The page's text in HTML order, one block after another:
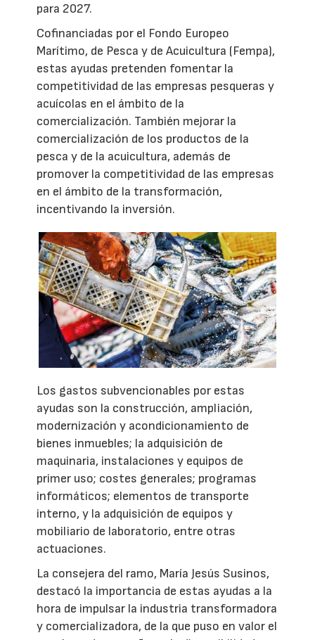
para 2027.
Cofinanciadas por el Fondo Europeo
Marítimo, de Pesca y de Acuicultura (Fempa),
estas ayudas pretenden fomentar la
competitividad de las empresas pesqueras y
acuícolas en el ámbito de la
comercialización. También mejorar la
comercialización de los productos de la
pesca y de la acuicultura, además de
promover la competitividad de las empresas
en el ámbito de la transformación,
incentivando la inversión.
Los gastos subvencionables por estas
ayudas son la construcción, ampliación,
modernización y acondicionamiento de
bienes inmuebles; la adquisición de
maquinaria, instalaciones y equipos de
primer uso; costes generales; programas
informáticos; elementos de transporte
interno, y la adquisición de equipos y
mobiliario de laboratorio, entre otras
actuaciones.
La consejera del ramo, María Jesús Susinos,
destacó la importancia de estas ayudas a la
hora de impulsar la industria transformadora
y comercializadora, de la que puso en valor el